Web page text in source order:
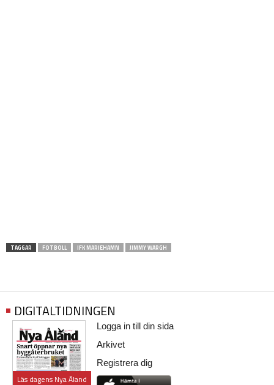
TAGGAR FOTBOLL IFK MARIEHAMN JIMMY WARGH
DIGITALTIDNINGEN
Läs dagens Nya Åland
Logga in till din sida
Arkivet
Registrera dig